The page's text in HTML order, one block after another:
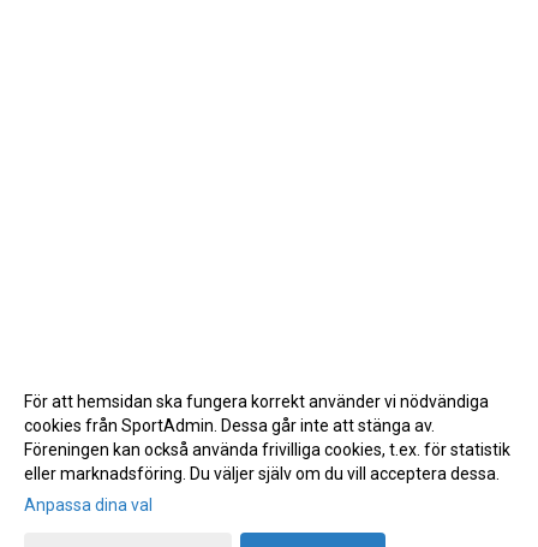
Gå till Webbversion
För att hemsidan ska fungera korrekt använder vi nödvändiga
cookies från SportAdmin. Dessa går inte att stänga av.
Föreningen kan också använda frivilliga cookies, t.ex. för statistik
eller marknadsföring. Du väljer själv om du vill acceptera dessa.
Anpassa dina val